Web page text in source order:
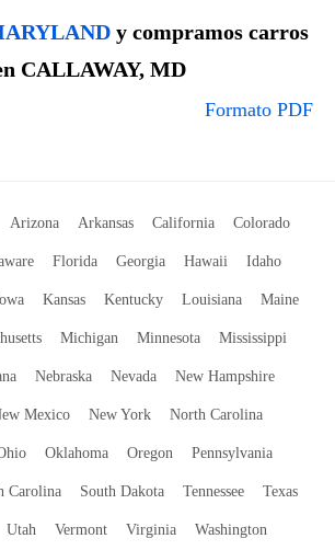
y compramos carros
CALLAWAY, MD
Formato PDF
Arizona Arkansas California Colorado
Florida Georgia Hawaii Idaho
Kansas Kentucky Louisiana Maine
Michigan Minnesota Mississippi
Nebraska Nevada New Hampshire
Mexico New York North Carolina
Oklahoma Oregon Pennsylvania
Carolina South Dakota Tennessee Texas
Utah Vermont Virginia Washington